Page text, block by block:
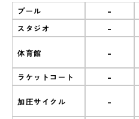
プール -
スタジオ -
体育館 -
ラケットコート -
加圧サイクル -